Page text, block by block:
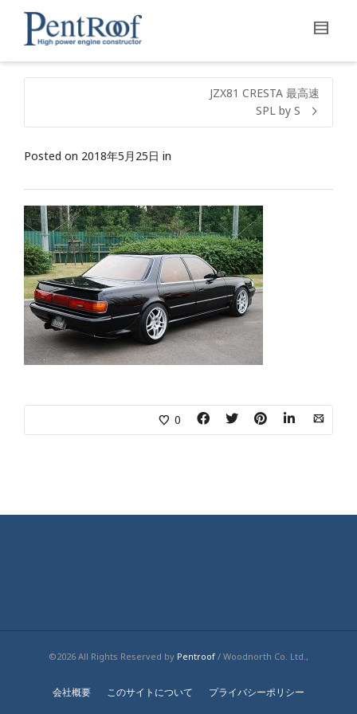
JZX81 CRESTA 最高速
SPL by S
Posted on 2018年5月25日 in
0
©2026 All Rights Reserved by Pentroof / Woodnorth Co. Ltd.,
会社概要 このサイトについて プライバシーポリシー